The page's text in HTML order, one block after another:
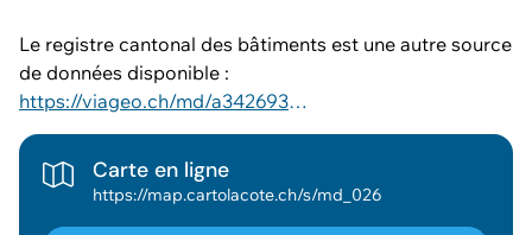
Le registre cantonal des bâtiments est une autre source
de données disponible :
https://viageo.ch/md/a342693d-ba90-42fe-baff-431be154ba3c
Carte en ligne
https://map.cartolacote.ch/s/md_026